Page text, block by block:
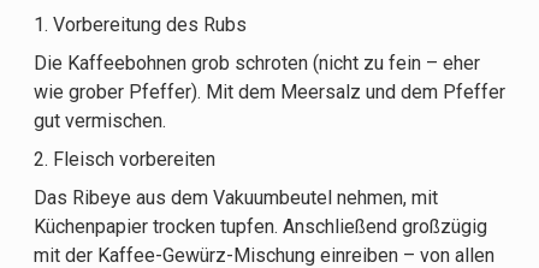
1. Vorbereitung des Rubs
Die Kaffeebohnen grob schroten (nicht zu fein – eher
wie grober Pfeffer). Mit dem Meersalz und dem Pfeffer
gut vermischen.
2. Fleisch vorbereiten
Das Ribeye aus dem Vakuumbeutel nehmen, mit
Küchenpapier trocken tupfen. Anschließend großzügig
mit der Kaffee-Gewürz-Mischung einreiben – von allen